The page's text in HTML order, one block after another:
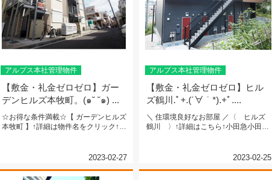
アルプス本社管理物件
【敷金・礼金ゼロゼロ】ガー
デンヒルズ本牧町。(๑˘ ˘๑) ...
☆お得な条件満載☆【 ガーデンヒルズ
本牧町 】↑詳細は物件名をクリック↑京
2023-02-27
アルプス本社管理物件
【敷金・礼金ゼロゼロ】ヒル
ズ鶴川.ﾟ+.(´∀｀*).+ﾟ....
＼ 住環境良好なお部屋 ／〈 ヒルズ
鶴川 〉↑詳細はこちら↑小田急小田原
2023-02-25